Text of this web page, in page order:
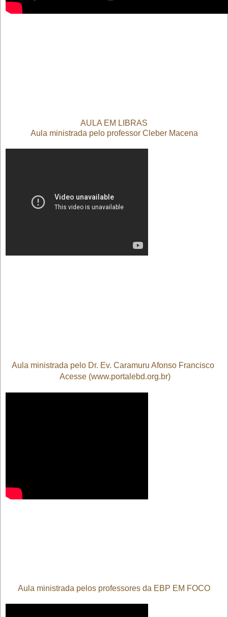
AULA EM LIBRAS
Aula ministrada pelo professor Cleber Macena
Aula ministrada pelo Dr. Ev. Caramuru Afonso Francisco
Acesse (www.portalebd.org.br)
Aula ministrada pelos professores da EBP EM FOCO